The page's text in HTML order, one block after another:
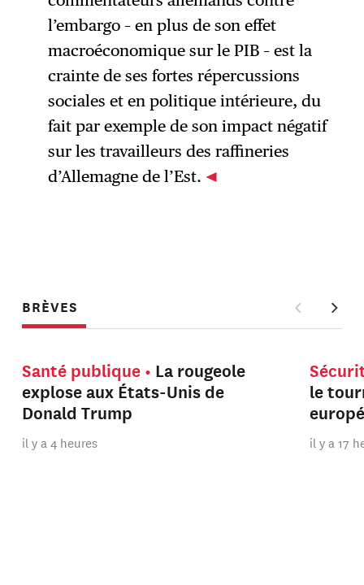
l’embargo – en plus de son effet
macroéconomique sur le PIB – est la
crainte de ses fortes répercussions
sociales et en politique intérieure, du
fait par exemple de son impact négatif
sur les travailleurs des raffineries
d’Allemagne de l’Est.
BRÈVES
Santé publique
La rougeole
explose aux États-Unis de
Donald Trump
il y a 4 heures
le
il y a 17